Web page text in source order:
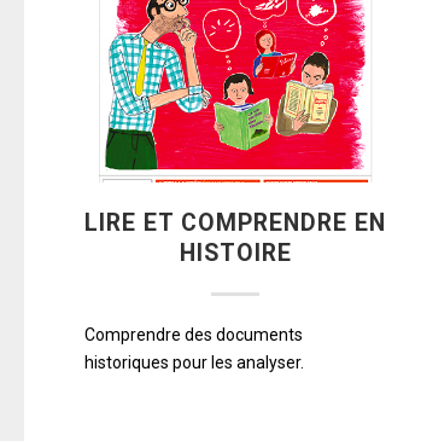
LIRE ET COMPRENDRE EN
HISTOIRE
Comprendre des documents
historiques pour les analyser.